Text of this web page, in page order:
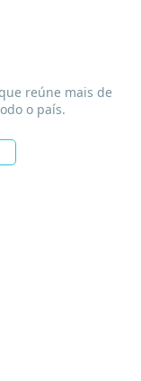
reúne mais de
o país.